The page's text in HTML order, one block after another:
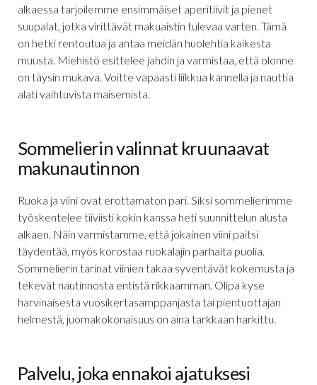
alkaessa tarjoilemme ensimmäiset aperitiivit ja pienet
suupalat, jotka virittävät makuaistin tulevaa varten. Tämä
on hetki rentoutua ja antaa meidän huolehtia kaikesta
muusta. Miehistö esittelee jahdin ja varmistaa, että olonne
on täysin mukava. Voitte vapaasti liikkua kannella ja nauttia
alati vaihtuvista maisemista.
Sommelierin valinnat kruunaavat
makunautinnon
Ruoka ja viini ovat erottamaton pari. Siksi sommelierimme
työskentelee tiiviisti kokin kanssa heti suunnittelun alusta
alkaen. Näin varmistamme, että jokainen viini paitsi
täydentää, myös korostaa ruokalajin parhaita puolia.
Sommelierin tarinat viinien takaa syventävät kokemusta ja
tekevät nautinnosta entistä rikkaamman. Olipa kyse
harvinaisesta vuosikertasamppanjasta tai pientuottajan
helmestä, juomakokonaisuus on aina tarkkaan harkittu.
Palvelu, joka ennakoi ajatuksesi